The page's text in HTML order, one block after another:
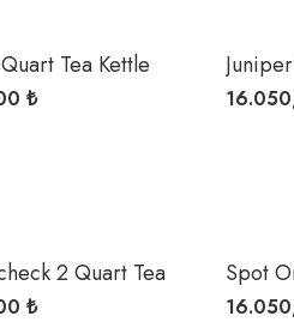
Tea Kettle
₺
Kettle
2 Quart Tea
₺
Spot